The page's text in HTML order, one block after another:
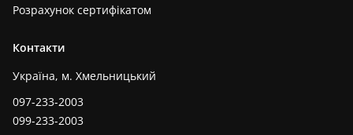
Розрахунок сертифікатом
Контакти
Україна, м. Хмельницький
097-233-2003
099-233-2003